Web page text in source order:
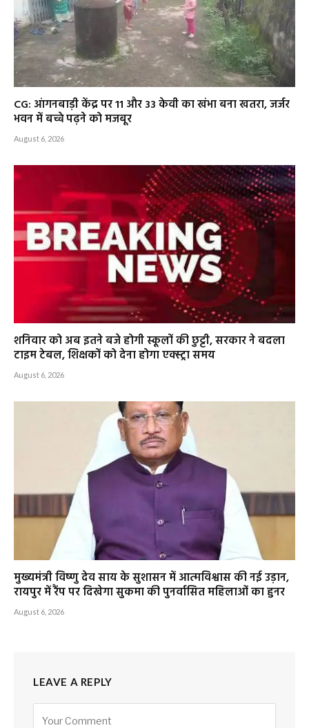
CG: आंगनबाड़ी केंद्र पर 11 और 33 केवी का खंभा बना खतरा, जर्जर
भवन में बच्चे पढ़ने को मजबूर
August 6, 2026
शनिवार को अब इतने बजे होगी स्कूलों की छुट्टी, सरकार ने बदला
टाइम टेबल, शिक्षकों को देना होगा एक्स्ट्रा समय
August 6, 2026
मुख्यमंत्री विष्णु देव साय के सुशासन में आत्मविश्वास की नई उड़ान,
रायपुर में रैंप पर दिखेगा सुकमा की पुनर्वासित महिलाओं का हुनर
August 6, 2026
LEAVE A REPLY